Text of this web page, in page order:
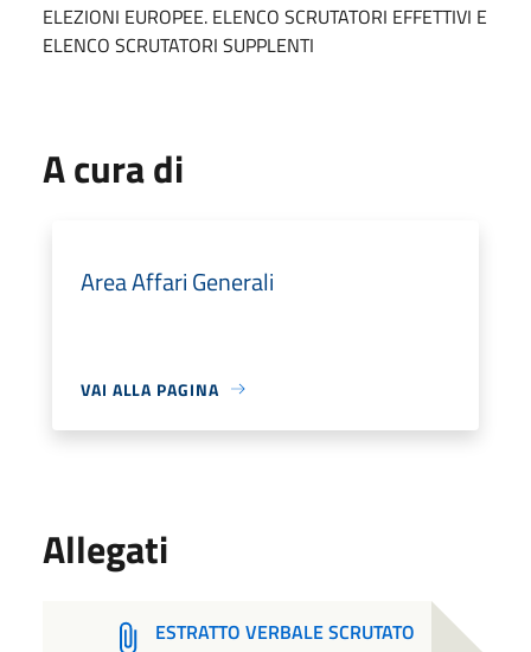
ELEZIONI EUROPEE. ELENCO SCRUTATORI EFFETTIVI E
ELENCO SCRUTATORI SUPPLENTI
A cura di
Area Affari Generali
VAI ALLA PAGINA
Allegati
ESTRATTO VERBALE SCRUTATO